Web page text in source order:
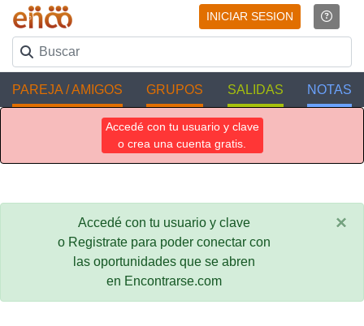
INICIAR SESION
PAREJA / AMIGOS GRUPOS SALIDAS NOTAS
Accedé con tu usuario y clave
o crea una cuenta gratis.
Accedé con tu usuario y clave
o Registrate para poder conectar con
las oportunidades que se abren
en Encontrarse.com
×